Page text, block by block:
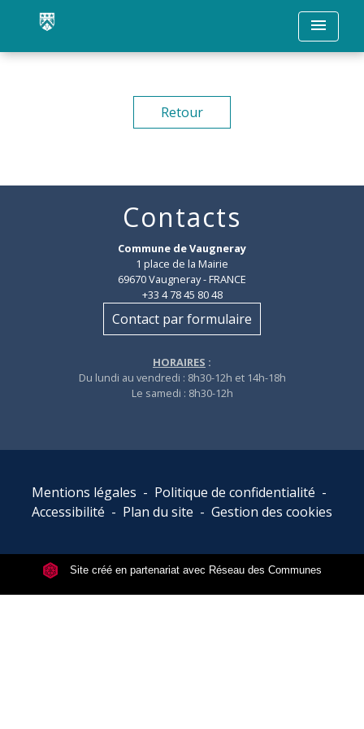
menu
Retour
Contacts
Commune de Vaugneray
1 place de la Mairie
69670 Vaugneray - FRANCE
+33 4 78 45 80 48
Contact par formulaire
HORAIRES :
Du lundi au vendredi : 8h30-12h et 14h-18h
Le samedi : 8h30-12h
Mentions légales - Politique de confidentialité -
Accessibilité - Plan du site - Gestion des cookies
Site créé en partenariat avec Réseau des Communes